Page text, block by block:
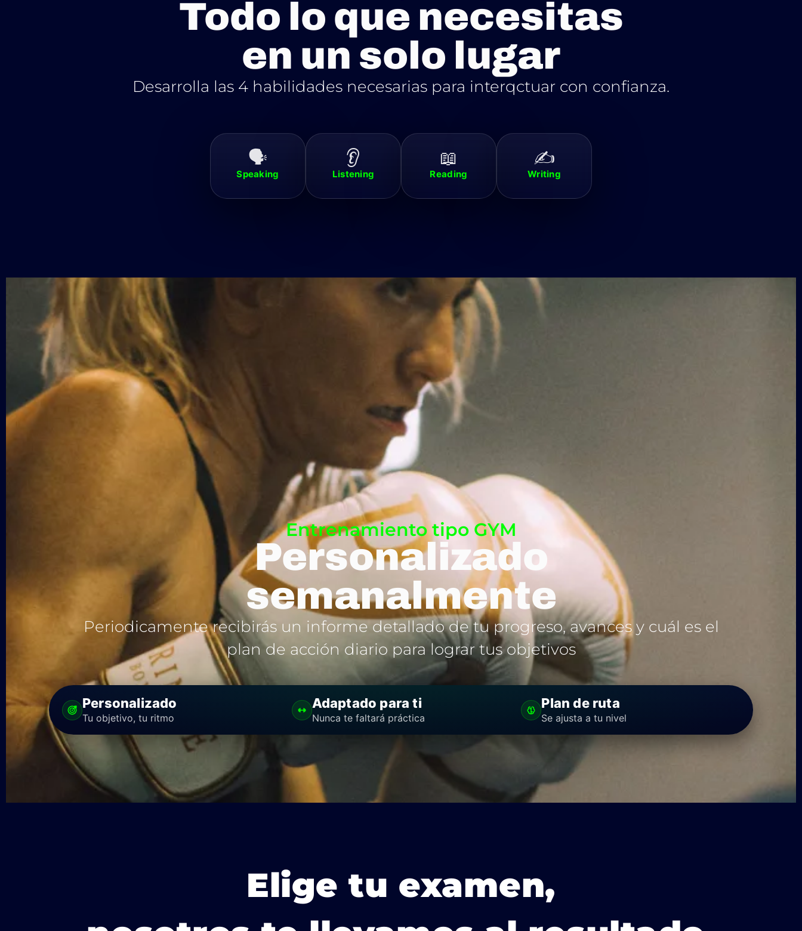
Todo lo que necesitas
en un solo lugar
Desarrolla las 4 habilidades necesarias para interqctuar con confianza.
🗣️
Speaking
👂
Listening
📖
Reading
✍️
Writing
Entrenamiento tipo GYM
Personalizado
semanalmente
Periodicamente recibirás un informe detallado de tu progreso, avances y cuál es el
plan de acción diario para lograr tus objetivos
Personalizado
Tu objetivo, tu ritmo
Adaptado para ti
Nunca te faltará práctica
Plan de ruta
Se ajusta a tu nivel
Elige tu examen,